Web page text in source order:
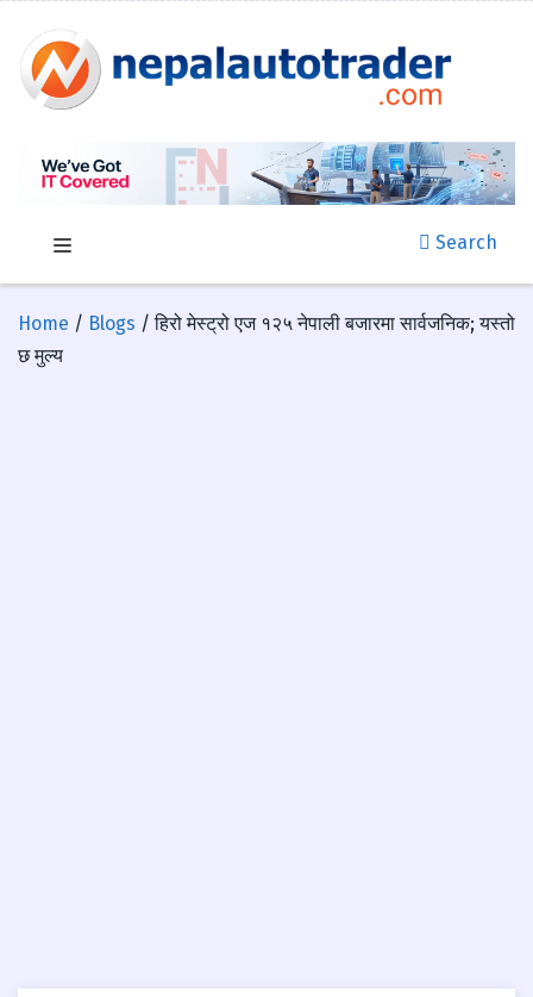
Search
Home / Blogs / हिरो मेस्ट्रो एज १२५ नेपाली बजारमा सार्वजनिक; यस्तो
छ मुल्य